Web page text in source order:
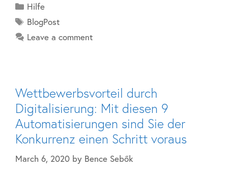
Hilfe
BlogPost
Leave a comment
Wettbewerbsvorteil durch
Digitalisierung: Mit diesen 9
Automatisierungen sind Sie der
Konkurrenz einen Schritt voraus
March 6, 2020 by Bence Sebők